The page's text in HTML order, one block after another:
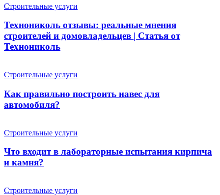
Строительные услуги
Технониколь отзывы: реальные мнения
строителей и домовладельцев | Статья от
Технониколь
Строительные услуги
Как правильно построить навес для
автомобиля?
Строительные услуги
Что входит в лабораторные испытания кирпича
и камня?
Строительные услуги